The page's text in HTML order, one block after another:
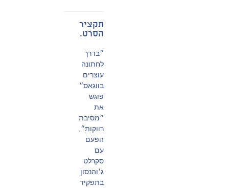
תקציר
הסרט.
״בדרך
לחתונה
עוצרים
בווגאס״
פוגש
את
״מסיבת
רווקות״,
הפעם
עם
סקרלט
ג׳והנסון
בתפקיד